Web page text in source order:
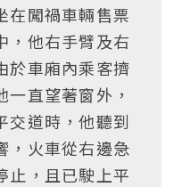
在闖禍車輛售票
，他右手臂及右
於車廂內乘客擠
直望著窗外，
交道時，他聽到
，火車從右邊急
止，且已駛上平